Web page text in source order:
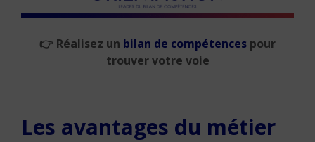
👉 Réalisez un bilan de compétences pour
trouver votre voie
Les avantages du métier